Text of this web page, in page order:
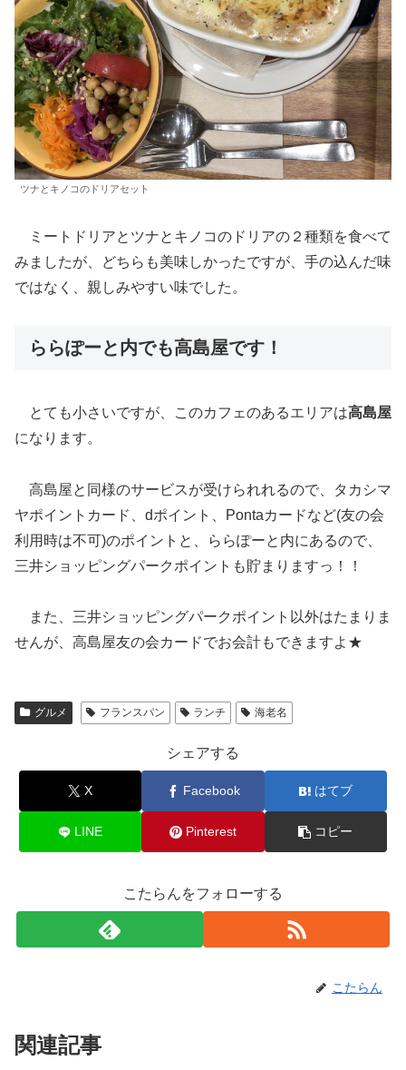
ツナとキノコのドリアセット
ミートドリアとツナとキノコのドリアの２種類を食べて
みましたが、どちらも美味しかったですが、手の込んだ味
ではなく、親しみやすい味でした。
ららぽーと内でも高島屋です！
とても小さいですが、このカフェのあるエリアは高島屋
になります。
高島屋と同様のサービスが受けられれるので、タカシマ
ヤポイントカード、dポイント、Pontaカードなど(友の会
利用時は不可)のポイントと、ららぽーと内にあるので、
三井ショッピングパークポイントも貯まりますっ！！
また、三井ショッピングパークポイント以外はたまりま
せんが、高島屋友の会カードでお会計もできますよ★
グルメ フランスパン ランチ 海老名
シェアする
X Facebook はてブ
LINE Pinterest コピー
こたらんをフォローする
こたらん
関連記事